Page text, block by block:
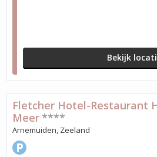
Bekijk
Fletcher Hotel-Restaurant
Meer ****
Arnemuiden, Zeeland